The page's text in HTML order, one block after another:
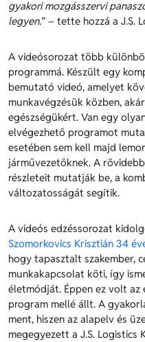
gyakori mozgásszervi
legyen.” – tette hozzá a J.S.
A videósorozat több
programmá. Készült egy
bemutató videó, amelyet
munkavégzésük közben,
egészségükért. Van egy
elvégezhető programot
esetében sem kell majd
járművezetőknek. A
részleteit mutatják be, a
változatosságát segítik.
A videós edzéssorozat
Szomorkovics Krisztián 34
hogy tapasztalt szakember,
munkakapcsolat köti, így
életmódját. Éppen ez volt az
program mellé állt. A
ment, hiszen az alapelv és
megegyezett a J.S. Logistics